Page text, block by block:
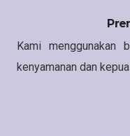
Kami menggunakan
kenyamanan dan